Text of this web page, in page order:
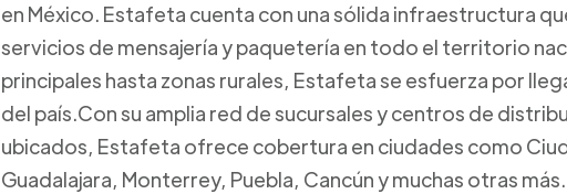
en México. Estafeta cuenta con una sólida infraestructura
servicios de mensajería y paquetería en todo el territorio
principales hasta zonas rurales, Estafeta se esfuerza por
del país.Con su amplia red de sucursales y centros de
ubicados, Estafeta ofrece cobertura en ciudades como
Guadalajara, Monterrey, Puebla, Cancún y muchas otras